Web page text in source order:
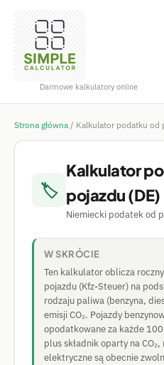
Darmowe kalkulatory online
Strona główna / Kalkulator podatku od
🏷
Kalkulator
pojazdu (DE)
Niemiecki podatek od
W SKRÓCIE
Ten kalkulator oblicza
pojazdu (Kfz-Steuer) na
rodzaju paliwa (benzyna,
emisji CO₂. Pojazdy
opodatkowane za każde
plus składnik oparty na
elektryczne są obecnie